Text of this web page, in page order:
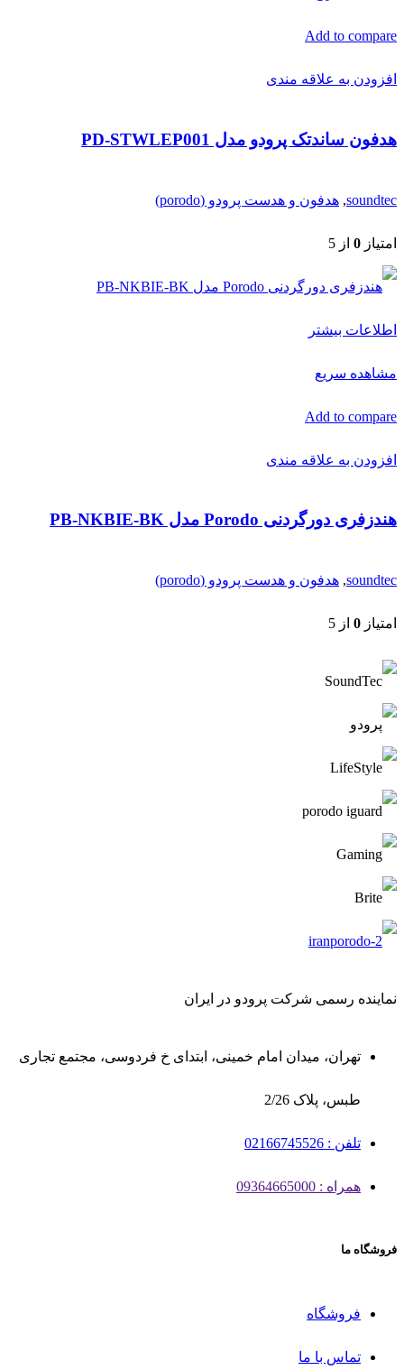
Add to compare
افزودن به علاقه مندی
هدفون ساندتک پرودو مدل PD-STWLEP001
soundtec
, هدفون و هدست پرودو (porodo)
امتیاز 0 از 5
اطلاعات بیشتر
مشاهده سریع
Add to compare
افزودن به علاقه مندی
هندزفری دورگردنی Porodo مدل PB-NKBIE-BK
soundtec
, هدفون و هدست پرودو (porodo)
امتیاز 0 از 5
نماینده رسمی شرکت پرودو در ایران
تهران، میدان امام خمینی، ابتدای خ فردوسی، مجتمع تجاری
طبس، پلاک 2/26
تلفن : 02166745526
همراه : 09364665000
فروشگاه ما
فروشگاه
تماس با ما